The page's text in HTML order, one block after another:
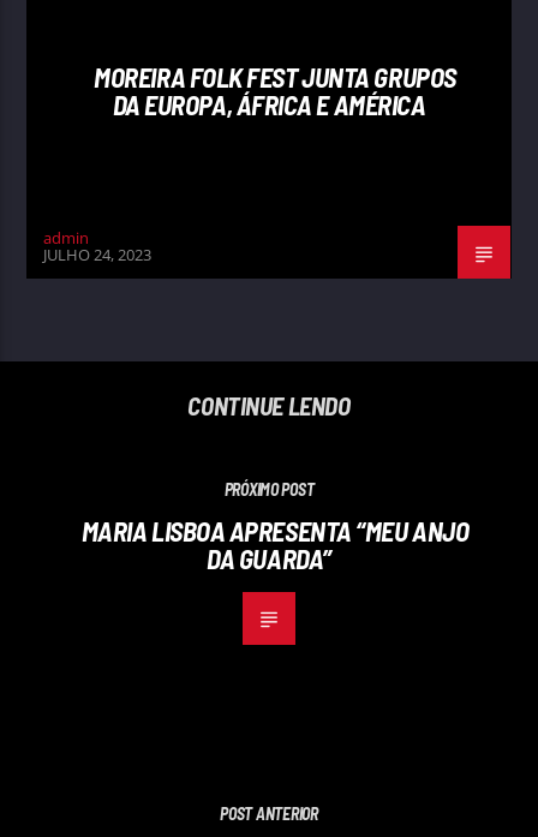
MOREIRA FOLK FEST JUNTA GRUPOS
DA EUROPA, ÁFRICA E AMÉRICA
admin
JULHO 24, 2023
CONTINUE LENDO
PRÓXIMO POST
MARIA LISBOA APRESENTA “MEU ANJO
DA GUARDA”
POST ANTERIOR